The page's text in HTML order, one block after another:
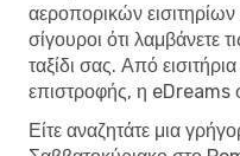
αεροπορικών εισιτηρίων
σίγουροι ότι λαμβάνετε
ταξίδι σας. Από
επιστροφής, η eDreams
Είτε αναζητάτε μια